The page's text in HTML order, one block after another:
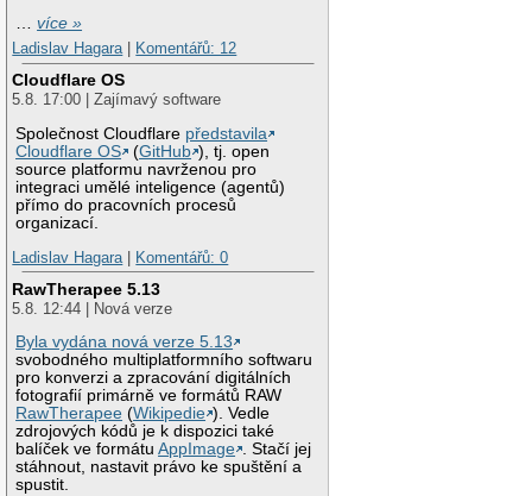
…více »
Ladislav Hagara| Komentářů: 12
Cloudflare OS
5.8. 17:00 | Zajímavý software
Společnost Cloudflare představila
Cloudflare OS
(GitHub ), tj. open
source platformu navrženou pro
integraci umělé inteligence (agentů)
přímo do pracovních procesů
organizací.
Ladislav Hagara| Komentářů: 0
RawTherapee 5.13
5.8. 12:44 | Nová verze
Byla vydána nová verze 5.13
svobodného multiplatformního softwaru
pro konverzi a zpracování digitálních
fotografií primárně ve formátů RAW
RawTherapee (Wikipedie ). Vedle
zdrojových kódů je k dispozici také
balíček ve formátuAppImage . Stačí jej
stáhnout, nastavit právo ke spuštění a
spustit.